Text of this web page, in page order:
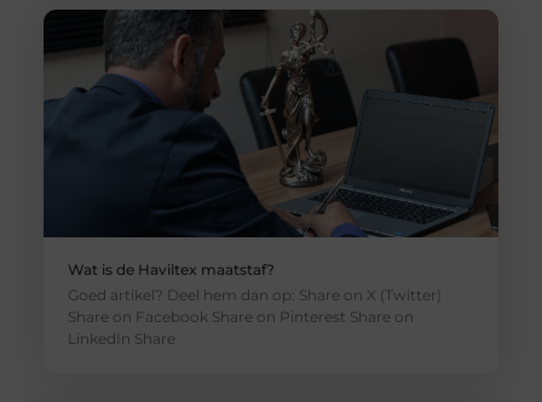
Wat is de Haviltex maatstaf?
Goed artikel? Deel hem dan op: Share on X (Twitter)
Share on Facebook Share on Pinterest Share on
LinkedIn Share